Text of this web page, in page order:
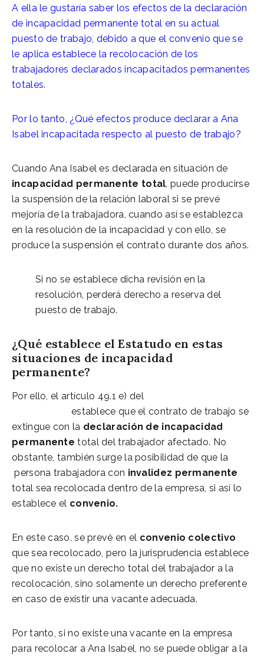
A ella le gustaría saber los efectos de la declaración
de incapacidad permanente total en su actual
puesto de trabajo, debido a que el convenio que se
le aplica establece la recolocación de los
trabajadores declarados incapacitados permanentes
totales.
Por lo tanto, ¿Qué efectos produce declarar a Ana
Isabel incapacitada respecto al puesto de trabajo?
Cuando Ana Isabel es declarada en situación de
incapacidad permanente total, puede producirse
la suspensión de la relación laboral si se prevé
mejoría de la trabajadora, cuando así se establezca
en la resolución de la incapacidad y con ello, se
produce la suspensión el contrato durante dos años.
Si no se establece dicha revisión en la
resolución, perderá derecho a reserva del
puesto de trabajo.
¿Qué establece el Estatudo en estas
situaciones de incapacidad
permanente?
Por ello, el artículo 49.1 e) del
establece que el contrato de trabajo se
extingue con la declaración de incapacidad
permanente total del trabajador afectado. No
obstante, también surge la posibilidad de que la
persona trabajadora con invalidez permanente
total sea recolocada dentro de la empresa, si así lo
establece el convenio.
En este caso, se prevé en el convenio colectivo
que sea recolocado, pero la jurisprudencia establece
que no existe un derecho total del trabajador a la
recolocación, sino solamente un derecho preferente
en caso de existir una vacante adecuada.
Por tanto, si no existe una vacante en la empresa
para recolocar a Ana Isabel, no se puede obligar a la